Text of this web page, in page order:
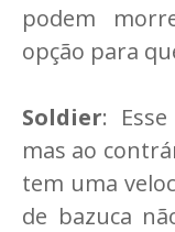
podem
opção para
Soldier:
mas ao
tem uma
de bazuca